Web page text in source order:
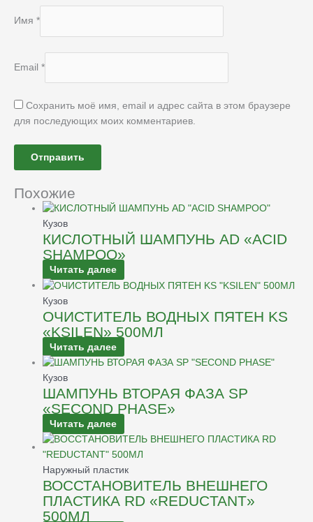
Имя *
Email *
Сохранить моё имя, email и адрес сайта в этом браузере
для последующих моих комментариев.
Похожие
Кузов
КИСЛОТНЫЙ ШАМПУНЬ AD «ACID
SHAMPOO»
Читать далее
Кузов
ОЧИСТИТЕЛЬ ВОДНЫХ ПЯТЕН KS
«KSILEN» 500МЛ
Читать далее
Кузов
ШАМПУНЬ ВТОРАЯ ФАЗА SP
«SECOND PHASE»
Читать далее
Наружный пластик
ВОССТАНОВИТЕЛЬ ВНЕШНЕГО
ПЛАСТИКА RD «REDUCTANT»
500МЛ